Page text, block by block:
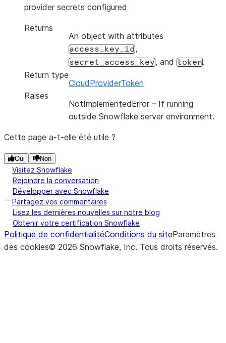
provider secrets configured
Returns
An object with attributes
access_key_id,
secret_access_key, and token.
Return type
CloudProviderToken
Raises
NotImplementedError – If running
outside Snowflake server environment.
Cette page a-t-elle été utile ?
Oui Non
Visitez Snowflake
Rejoindre la conversation
Développer avec Snowflake
Partagez vos commentaires
Lisez les dernières nouvelles sur notre blog
Obtenir votre certification Snowflake
Politique de confidentialitéConditions du siteParamètres
des cookies© 2026 Snowflake, Inc. Tous droits réservés.